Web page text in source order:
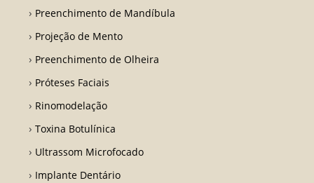
Preenchimento de Mandíbula
Projeção de Mento
Preenchimento de Olheira
Próteses Faciais
Rinomodelação
Toxina Botulínica
Ultrassom Microfocado
Implante Dentário